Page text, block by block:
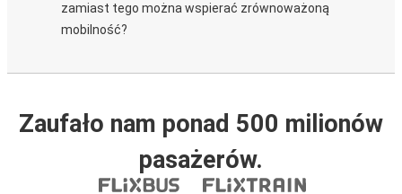
zamiast tego można wspierać zrównoważoną
mobilność?
Zaufało nam ponad 500 milionów
pasażerów.